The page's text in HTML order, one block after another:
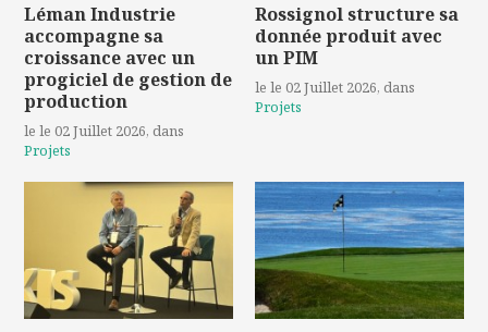
Léman Industrie
accompagne sa
croissance avec un
progiciel de gestion de
production
le le 02 Juillet 2026, dans
Projets
Rossignol structure sa
donnée produit avec
un PIM
le le 02 Juillet 2026, dans
Projets